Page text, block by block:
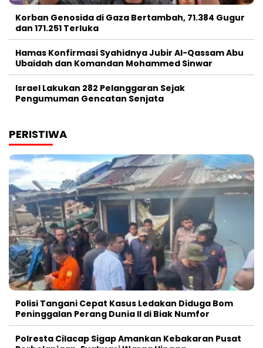
Korban Genosida di Gaza Bertambah, 71.384 Gugur
dan 171.251 Terluka
Hamas Konfirmasi Syahidnya Jubir Al-Qassam Abu
Ubaidah dan Komandan Mohammed Sinwar
Israel Lakukan 282 Pelanggaran Sejak
Pengumuman Gencatan Senjata
PERISTIWA
Polisi Tangani Cepat Kasus Ledakan Diduga Bom
Peninggalan Perang Dunia II di Biak Numfor
Polresta Cilacap Sigap Amankan Kebakaran Pusat